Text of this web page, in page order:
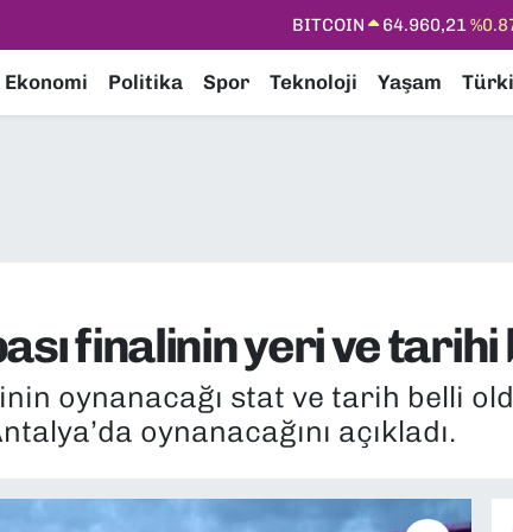
DOLAR 47,7436
STERLİN
64,4811
Ekonomi Politika Spor Teknoloji Yaşam
finalinin yeri ve tarihi
oynanacağı stat ve tarih belli
oynanacağını açıkladı.